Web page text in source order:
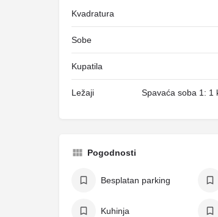
Kvadratura
Sobe
Kupatila
Ležaji Spavaća soba 1: 1
Pogodnosti
Besplatan parking
Kuhinja